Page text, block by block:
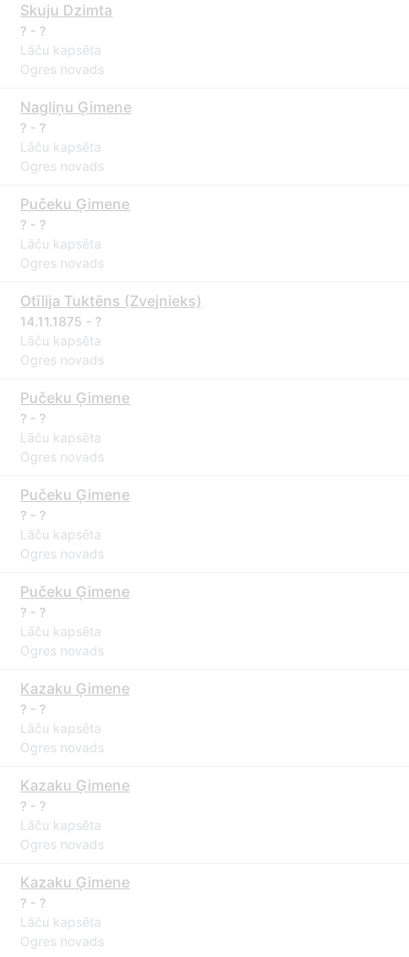
Skuju Dzimta
? - ?
Lāču kapsēta
Ogres novads
Nagliņu Ģimene
? - ?
Lāču kapsēta
Ogres novads
Pučeku Ģimene
? - ?
Lāču kapsēta
Ogres novads
Otīlija Tuktēns (Zvejnieks)
14.11.1875 - ?
Lāču kapsēta
Ogres novads
Pučeku Ģimene
? - ?
Lāču kapsēta
Ogres novads
Pučeku Ģimene
? - ?
Lāču kapsēta
Ogres novads
Pučeku Ģimene
? - ?
Lāču kapsēta
Ogres novads
Kazaku Ģimene
? - ?
Lāču kapsēta
Ogres novads
Kazaku Ģimene
? - ?
Lāču kapsēta
Ogres novads
Kazaku Ģimene
? - ?
Lāču kapsēta
Ogres novads